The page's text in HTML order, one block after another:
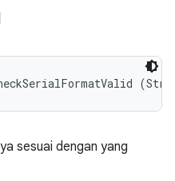
sesuai dengan yang